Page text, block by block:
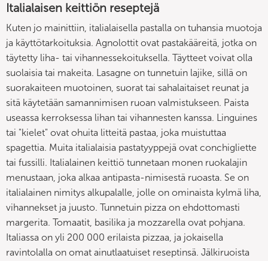
Italialaisen keittiön reseptejä
Kuten jo mainittiin, italialaisella pastalla on tuhansia muotoja
ja käyttötarkoituksia. Agnolottit ovat pastakääreitä, jotka on
täytetty liha- tai vihannessekoituksella. Täytteet voivat olla
suolaisia tai makeita. Lasagne on tunnetuin lajike, sillä on
suorakaiteen muotoinen, suorat tai sahalaitaiset reunat ja
sitä käytetään samannimisen ruoan valmistukseen. Paista
useassa kerroksessa lihan tai vihannesten kanssa. Linguines
tai "kielet" ovat ohuita litteitä pastaa, joka muistuttaa
spagettia. Muita italialaisia pastatyyppejä ovat conchigliette
tai fussilli. Italialainen keittiö tunnetaan monen ruokalajin
menustaan, joka alkaa antipasta-nimisestä ruoasta. Se on
italialainen nimitys alkupalalle, jolle on ominaista kylmä liha,
vihannekset ja juusto. Tunnetuin pizza on ehdottomasti
margerita. Tomaatit, basilika ja mozzarella ovat pohjana.
Italiassa on yli 200 000 erilaista pizzaa, ja jokaisella
ravintolalla on omat ainutlaatuiset reseptinsä. Jälkiruoista